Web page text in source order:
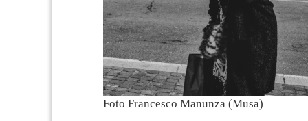
Foto Francesco Manunza (Musa)